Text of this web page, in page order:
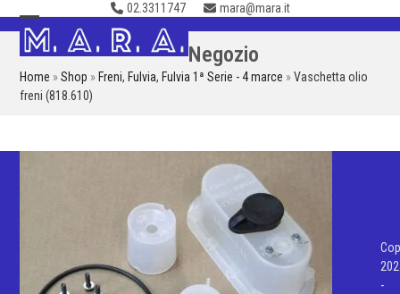
Skip
to
content
02.3311747 mara@mara.it
Open
mobile
menu
Close
mobile
menu
Negozio
Home »Shop » Freni, Fulvia, Fulvia 1ª Serie - 4 marce »Vaschetta olio
freni (818.610)
-